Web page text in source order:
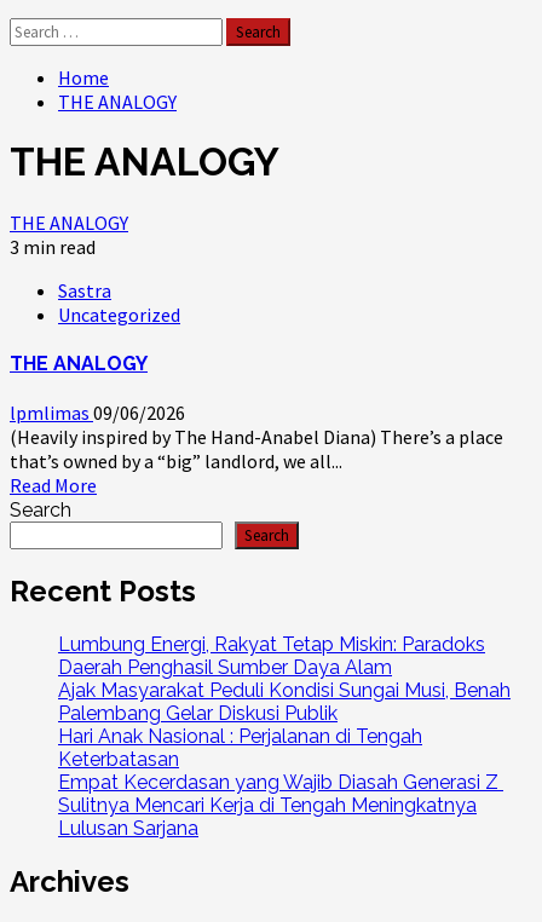
Search
for:
Home
THE ANALOGY
THE ANALOGY
THE ANALOGY
3 min read
Sastra
Uncategorized
THE ANALOGY
lpmlimas 09/06/2026
(Heavily inspired by The Hand-Anabel Diana) There’s a place
that’s owned by a “big” landlord, we all...
Read More
Search
Search
Recent Posts
Lumbung Energi, Rakyat Tetap Miskin: Paradoks
Daerah Penghasil Sumber Daya Alam
Ajak Masyarakat Peduli Kondisi Sungai Musi, Benah
Palembang Gelar Diskusi Publik
Hari Anak Nasional : Perjalanan di Tengah
Keterbatasan
Empat Kecerdasan yang Wajib Diasah Generasi Z
Sulitnya Mencari Kerja di Tengah Meningkatnya
Lulusan Sarjana
Archives